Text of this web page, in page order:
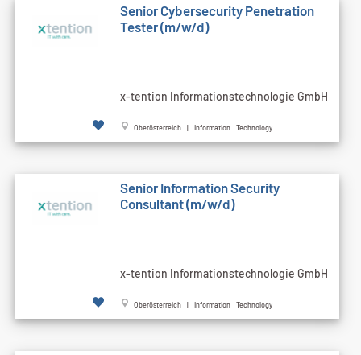
Senior Cybersecurity Penetration
Tester (m/w/d)
x-tention Informationstechnologie GmbH
Oberösterreich | Information Technology
Senior Information Security
Consultant (m/w/d)
x-tention Informationstechnologie GmbH
Oberösterreich | Information Technology